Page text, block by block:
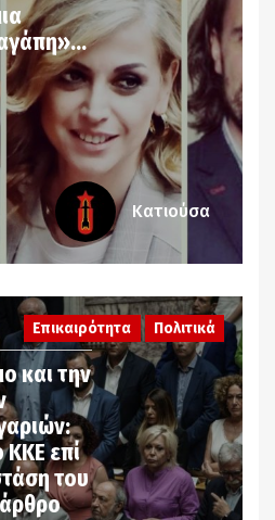
Κατιούσα
και την
επί
του
Επικαιρότητα Πολιτικά